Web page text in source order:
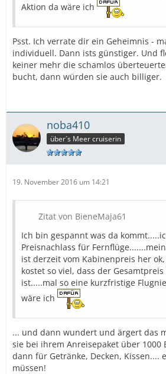
Aktion da wäre ich
Psst. Ich verrate dir ein Geheimnis -
individuell. Dann ists günstiger. Und
keiner mehr die schamlos
bucht, dann würden sie auch billiger.
noba410
über´s Meer cruiserin
19. November 2016 um 14:21
Zitat von BieneMaja61
Ich bin gespannt was da
Preisnachlass für
ist derzeit vom Kabinenpreis her
kostet so viel, dass der
ist.....mal so eine kurzfristige
wäre ich
... und dann wundert und ärgert das
sie bei ihrem Anreisepaket über 1000
dann für Getränke, Decken, Kissen....
müssen!